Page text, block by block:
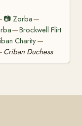
📷 Zorba—
—Brockwell Flirt
Charity—
Criban Duchess